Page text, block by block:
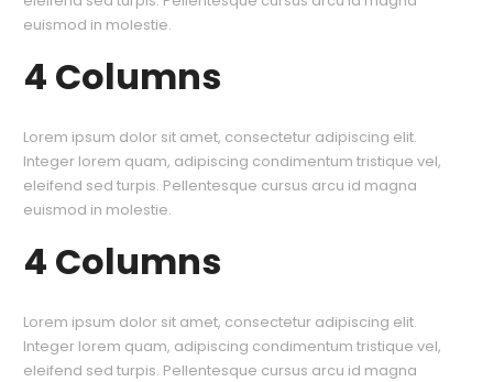
euismod in molestie.
4 Columns
Lorem ipsum dolor sit amet, consectetur adipiscing elit.
Integer lorem quam, adipiscing condimentum tristique vel,
eleifend sed turpis. Pellentesque cursus arcu id magna
euismod in molestie.
4 Columns
Lorem ipsum dolor sit amet, consectetur adipiscing elit.
Integer lorem quam, adipiscing condimentum tristique vel,
eleifend sed turpis. Pellentesque cursus arcu id magna